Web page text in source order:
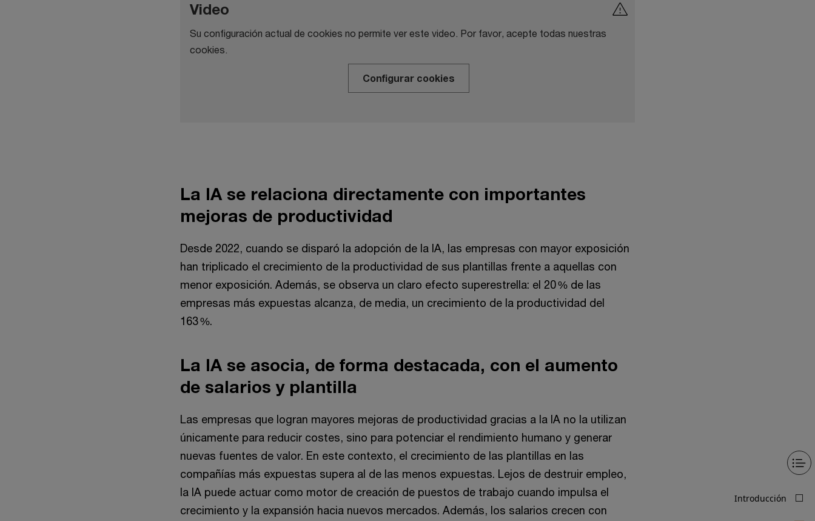
Video
Su configuración actual de cookies no permite ver este video. Por favor, acepte todas nuestras
cookies.
Configurar cookies
La IA se relaciona directamente con importantes
mejoras de productividad
Desde 2022, cuando se disparó la adopción de la IA, las empresas con mayor exposición
han triplicado el crecimiento de la productividad de sus plantillas frente a aquellas con
menor exposición. Además, se observa un claro efecto superestrella: el 20 % de las
empresas más expuestas alcanza, de media, un crecimiento de la productividad del
163 %.
La IA se asocia, de forma destacada, con el aumento
de salarios y plantilla
Las empresas que logran mayores mejoras de productividad gracias a la IA no la utilizan
únicamente para reducir costes, sino para potenciar el rendimiento humano y generar
nuevas fuentes de valor. En este contexto, el crecimiento de las plantillas en las
compañías más expuestas supera al de las menos expuestas. Lejos de destruir empleo,
la IA puede actuar como motor de creación de puestos de trabajo cuando impulsa el
crecimiento y la expansión hacia nuevos mercados. Además, los salarios crecen con